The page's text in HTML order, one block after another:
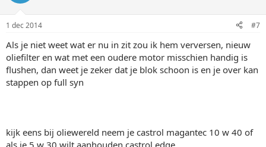
1 dec 2014 #7
Als je niet weet wat er nu in zit zou ik hem verversen, nieuw
oliefilter en wat met een oudere motor misschien handig is
flushen, dan weet je zeker dat je blok schoon is en je over kan
stappen op full syn
kijk eens bij oliewereld neem je castrol magantec 10 w 40 of
als je 5 w 30 wilt aanhouden castrol edge.